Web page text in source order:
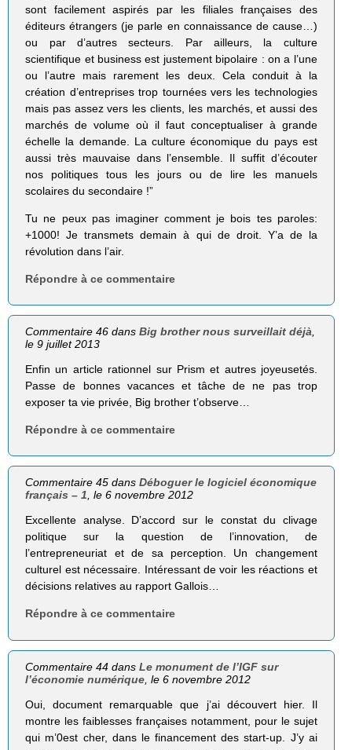
sont facilement aspirés par les filiales françaises des
éditeurs étrangers (je parle en connaissance de cause…)
ou par d’autres secteurs. Par ailleurs, la culture
scientifique et business est justement bipolaire : on a l’une
ou l’autre mais rarement les deux. Cela conduit à la
création d’entreprises trop tournées vers les technologies
mais pas assez vers les clients, les marchés, et aussi des
marchés de volume où il faut conceptualiser à grande
échelle la demande. La culture économique du pays est
aussi très mauvaise dans l’ensemble. Il suffit d’écouter
nos politiques tous les jours ou de lire les manuels
scolaires du secondaire !”
Tu ne peux pas imaginer comment je bois tes paroles:
+1000! Je transmets demain à qui de droit. Y’a de la
révolution dans l’air.
Répondre à ce commentaire
Commentaire 46 dansBig brother nous surveillait déjà
le 9 juillet 2013
Enfin un article rationnel sur Prism et autres joyeusetés.
Passe de bonnes vacances et tâche de ne pas trop
exposer ta vie privée, Big brother t’observe…
Répondre à ce commentaire
Commentaire 45 dansDéboguer le logiciel économique
français – 1, le 6 novembre 2012
Excellente analyse. D’accord sur le constat du clivage
politique sur la question de l’innovation, de
l’entrepreneuriat et de sa perception. Un changement
culturel est nécessaire. Intéressant de voir les réactions et
décisions relatives au rapport Gallois…
Répondre à ce commentaire
Commentaire 44 dansLe monument de l’IGF sur
l’économie numérique , le 6 novembre 2012
Oui, document remarquable que j’ai découvert hier. Il
montre les faiblesses françaises notamment, pour le sujet
qui m’0est cher, dans le financement des start-up. J’y ai